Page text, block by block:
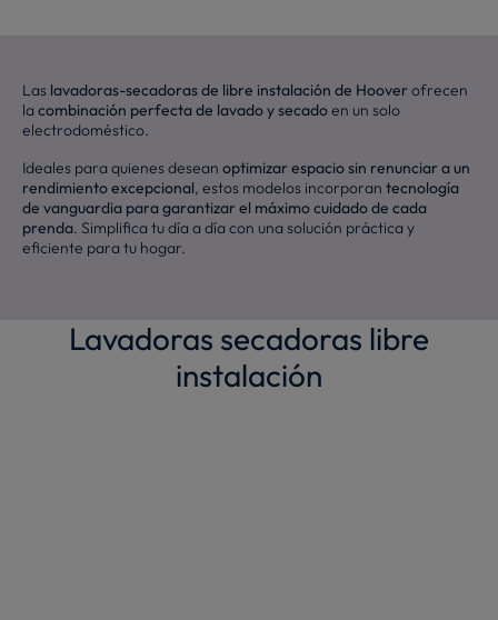
Las lavadoras-secadoras de libre instalación de Hoover ofrecen
la combinación perfecta de lavado y secadoen un solo
electrodoméstico.
Ideales para quienes desean optimizar espacio sin renunciar a un
rendimiento excepcional, estos modelos incorporan tecnología
de vanguardia para garantizar el máximo cuidado de cada
prenda. Simplifica tu día a día con una solución práctica y
eficiente para tu hogar.
Lavadoras secadoras libre
instalación